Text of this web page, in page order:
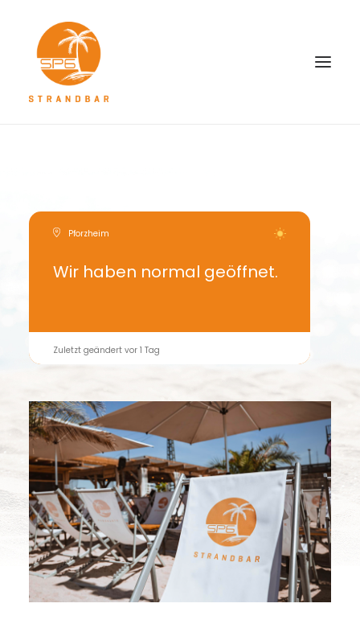
KARTE
FAQS
Pforzheim
Wir haben normal geöffnet.
Zuletzt geändert vor 1 Tag